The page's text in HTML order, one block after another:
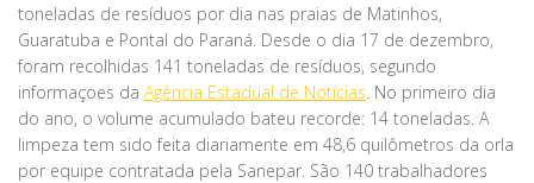
toneladas de resíduos por dia nas praias de Matinhos,
Guaratuba e Pontal do Paraná. Desde o dia 17 de dezembro,
foram recolhidas 141 toneladas de resíduos, segundo
informaçoes da Agência Estadual de Notícias. No primeiro dia
do ano, o volume acumulado bateu recorde: 14 toneladas. A
limpeza tem sido feita diariamente em 48,6 quilômetros da orla
por equipe contratada pela Sanepar. São 140 trabalhadores